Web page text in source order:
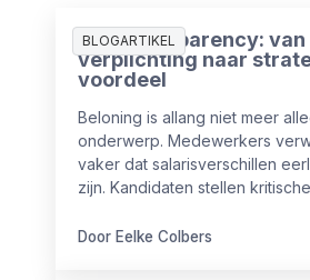
BLOGARTIKEL
Pay Transparency: van
verplichting naar
voordeel
Beloning is allang niet meer
onderwerp. Medewerkers
vaker dat salarisverschillen
zijn. Kandidaten stellen
nemen de eisen rondom
Door Eelke Colbers